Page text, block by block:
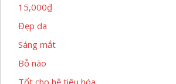
15,000₫
Đẹp da
Sáng mắt
Bỗ não
Tốt cho hệ tiêu hóa